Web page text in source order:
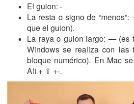
El guion: -
La resta o signo de “menos”:
que el guion).
La raya o guion largo:—(es
Windows se realiza con las
bloque numérico). En Mac
Alt + ⇧ +-.